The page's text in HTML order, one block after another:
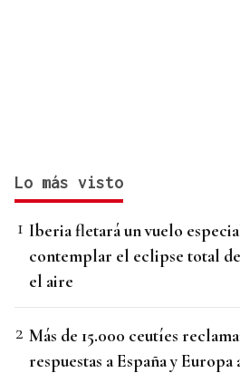
Lo más visto
Iberia fletará un vuelo
contemplar el eclipse total
el aire
Más de 15.000 ceutíes
respuestas a España y Europa